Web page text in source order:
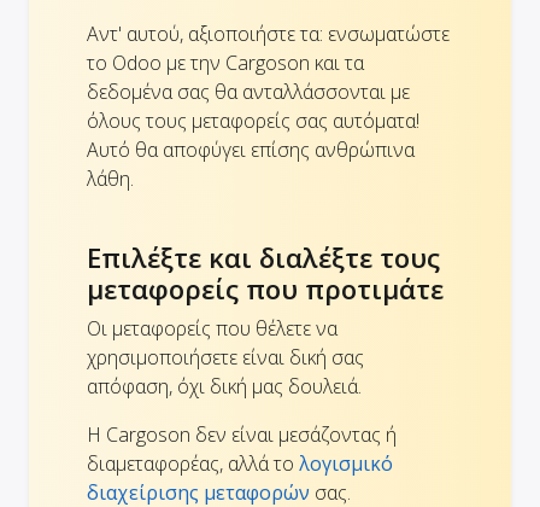
Αντ' αυτού, αξιοποιήστε τα: ενσωματώστε
το Odoo με την Cargoson και τα
δεδομένα σας θα ανταλλάσσονται με
όλους τους μεταφορείς σας αυτόματα!
Αυτό θα αποφύγει επίσης ανθρώπινα
λάθη.
Επιλέξτε και διαλέξτε τους
μεταφορείς που προτιμάτε
Οι μεταφορείς που θέλετε να
χρησιμοποιήσετε είναι δική σας
απόφαση, όχι δική μας δουλειά.
Η Cargoson δεν είναι μεσάζοντας ή
διαμεταφορέας, αλλά το λογισμικό
διαχείρισης μεταφορών σας.